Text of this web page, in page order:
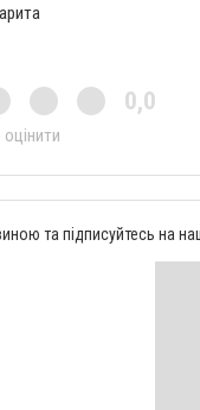
0,0
та підписуйтесь на